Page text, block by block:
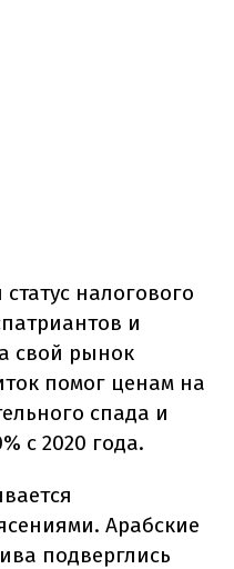
налогового
и
свой рынок
помог ценам на
спада и
с 2020 года.
Арабские
подверглись